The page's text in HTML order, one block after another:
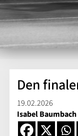
Den
19.02.2026
Isabel Baumbach